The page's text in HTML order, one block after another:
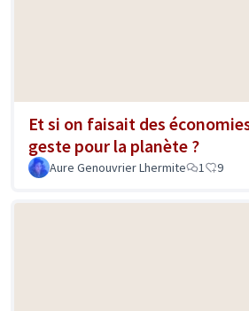
Et si on faisait des
geste pour la planète ?
Aure Genouvrier Lhermite 1 9